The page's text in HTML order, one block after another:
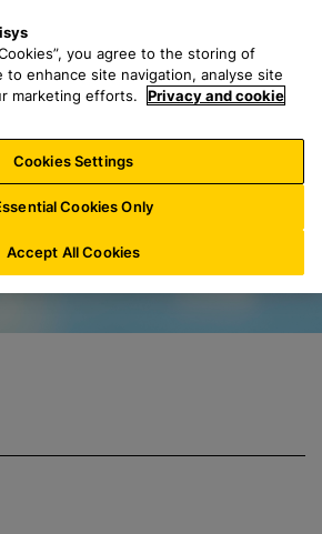
a
r
h
f
o
:
n
u
you agree to the storing of
to enhance site navigation, analyse site
marketing efforts.
Privacy and cookie
Cookies Settings
Cookies Only
Accept All Cookies